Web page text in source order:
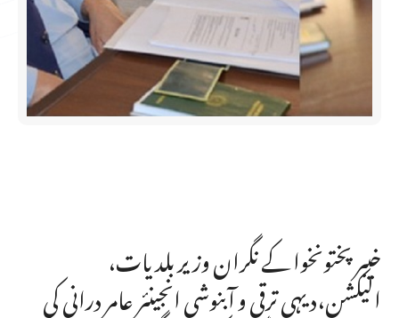
خیبر پختونخوا کے نگران وزیر بلدیات،
الیکشن،دیہی ترقی و آبنوشی انجینئر عامر درانی کی